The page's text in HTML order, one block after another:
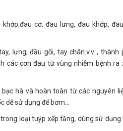
cơ, đau lưng, đau khớp,
lưng, đầu gối, tay chân.v.v.., thành
các cơn đau từ vùng nhiễm bệnh ra
hà và hoàn toàn từ các nguyên
dễ sử dụng để bơm…
loại tuýp xếp tầng, dùng sử dụng